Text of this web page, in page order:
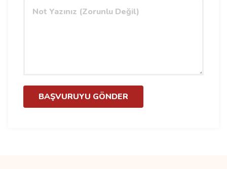
BAŞVURUYU GÖNDER